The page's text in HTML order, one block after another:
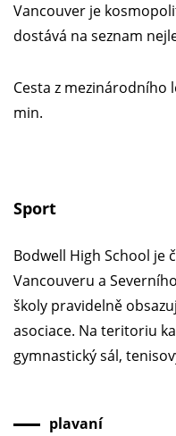
Vancouver je
dostává na seznam
Cesta z mezinárodního
min.
Sport
Bodwell High School je
Vancouveru a
školy pravidelně
asociace. Na teritoriu
gymnastický sál,
plavaní